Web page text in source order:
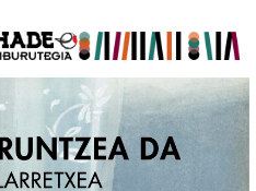
- Liburutegia